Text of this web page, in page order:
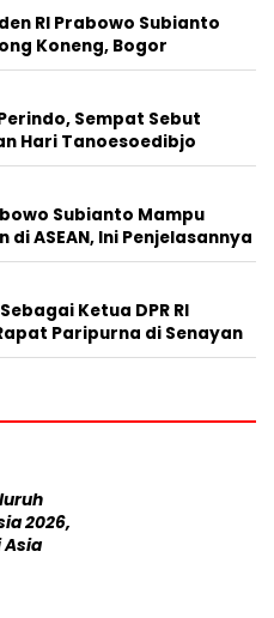
RI Prabowo Subianto
Koneng, Bogor
Sempat Sebut
Hari Tanoesoedibjo
Subianto Mampu
ASEAN, Ini Penjelasannya
Ketua DPR RI
Paripurna di Senayan
2026,
Asia